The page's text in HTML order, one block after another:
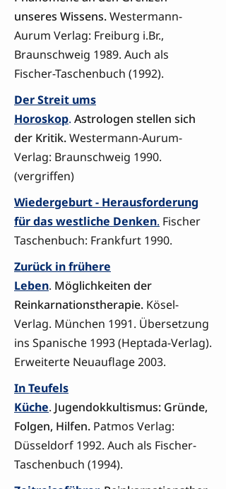
unseres Wissens.Westermann-
Aurum Verlag: Freiburg i.Br.,
Braunschweig 1989. Auch als
Fischer-Taschenbuch (1992).
Der Streit ums
Horoskop. Astrologen stellen sich
der Kritik.Westermann-Aurum-
Verlag: Braunschweig 1990.
(vergriffen)
Wiedergeburt - Herausforderung
für das westliche Denken. Fischer
Taschenbuch: Frankfurt 1990.
Zurück in frühere
Leben. Möglichkeiten der
Reinkarnationstherapie. Kösel-
Verlag. München 1991. Übersetzung
ins Spanische 1993 (Heptada-Verlag).
Erweiterte Neuauflage 2003.
In Teufels
Küche. Jugendokkultismus: Gründe,
Folgen, Hilfen. Patmos Verlag:
Düsseldorf 1992. Auch als Fischer-
Taschenbuch (1994).